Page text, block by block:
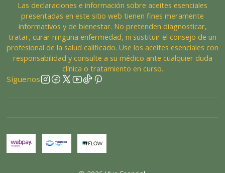
Las declaraciones e información sobre aceites esenciales
presentadas en este sitio web tienen fines meramente
informativos y de bienestar. No pretenden diagnosticar,
tratar, curar ninguna enfermedad, ni sustituir el consejo de un
profesional de la salud calificado. Use los aceites esenciales con
responsabilidad y consulte a su médico ante cualquier duda
clínica o tratamiento en curso.
Síguenos